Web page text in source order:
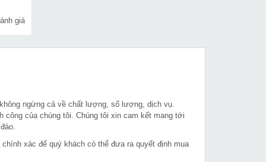
giá
Jasic 250A
5,389,000 VNĐ
Máy hàn que Fumak
ngừng cả về chất lượng, số lượng, dịch vụ.
của chúng tôi. Chúng tôi xin cam kết mang tới
xác để quý khách có thể đưa ra quyết định mua